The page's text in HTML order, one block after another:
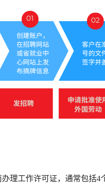
理工作许可证，通常包括4